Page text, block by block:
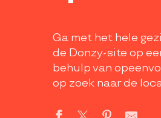
Ga met het hele
de Donzy-site op
behulp van
op zoek naar de